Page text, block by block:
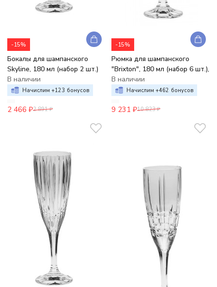
-15%
Бокалы для шампанского
Skyline, 180 мл (набор 2 шт.)
В наличии
Начислим +123 бонусов
2 466 ₽2 891 ₽
-15%
Рюмка для шампанского
"Brixton", 180 мл (набор 6 шт.),
В наличии
Начислим +462 бонусов
9 231 ₽10 823 ₽